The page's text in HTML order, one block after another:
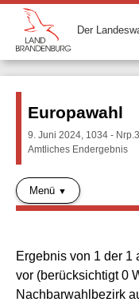
Der
Europawahl
9. Juni 2024, 1034 -
Amtliches Endergebnis
Menü
Ergebnis von 1 der 1
vor (berücksichtigt 0
Nachbarwahlbezirk